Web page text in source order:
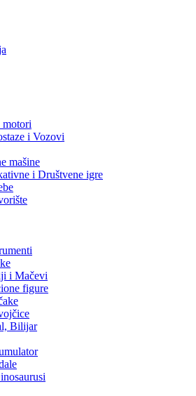
i Vozovi
mašine
i Društvene igre
i Mačevi
figure
Bilijar